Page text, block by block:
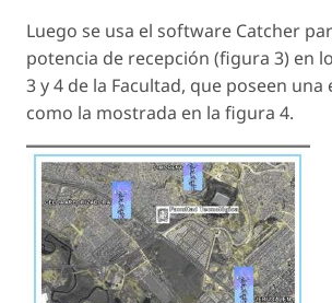
Luego se usa el software Catcher
potencia de recepción (figura 3) en
3 y 4 de la Facultad, que poseen
como la mostrada en la figura 4.